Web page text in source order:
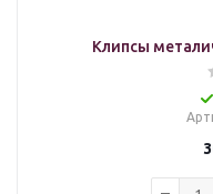
Клипсы